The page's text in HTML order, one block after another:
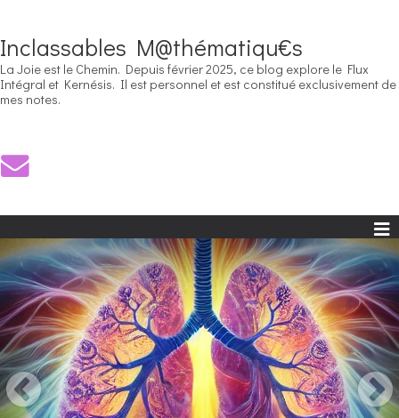
Inclassables M@thématiqu€s
La Joie est le Chemin. Depuis février 2025, ce blog explore le Flux
Intégral et Kernésis. Il est personnel et est constitué exclusivement de
mes notes.